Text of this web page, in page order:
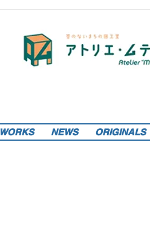
WORKS NEWS ORIGINALS